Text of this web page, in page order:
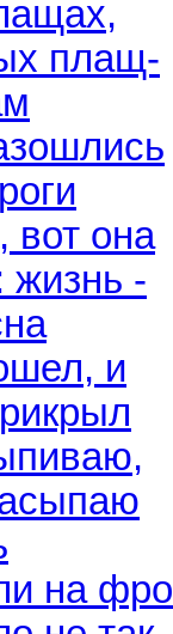
плащ-
вот она
жизнь -
и
на